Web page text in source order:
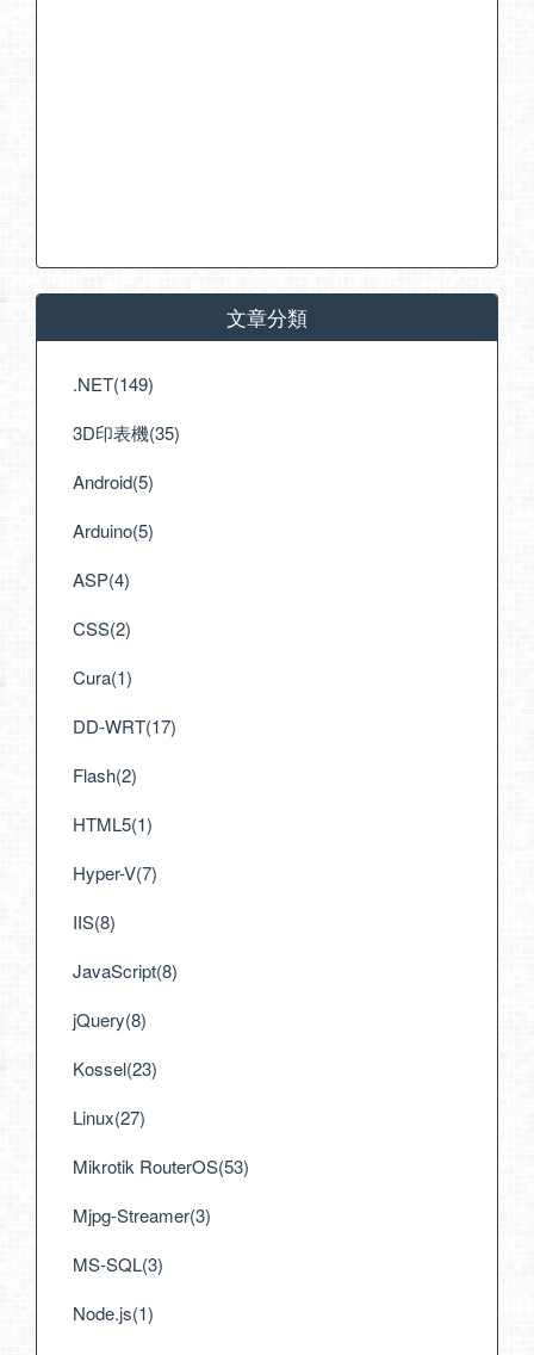
文章分類
.NET(149)
3D印表機(35)
Android(5)
Arduino(5)
ASP(4)
CSS(2)
Cura(1)
DD-WRT(17)
Flash(2)
HTML5(1)
Hyper-V(7)
IIS(8)
JavaScript(8)
jQuery(8)
Kossel(23)
Linux(27)
Mikrotik RouterOS(53)
Mjpg-Streamer(3)
MS-SQL(3)
Node.js(1)